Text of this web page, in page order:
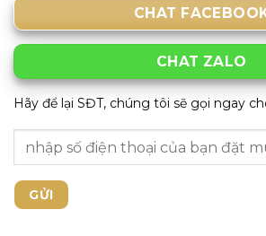
CHAT
CHAT ZALO
Hãy để lại SĐT, chúng tôi sẽ gọi ngay